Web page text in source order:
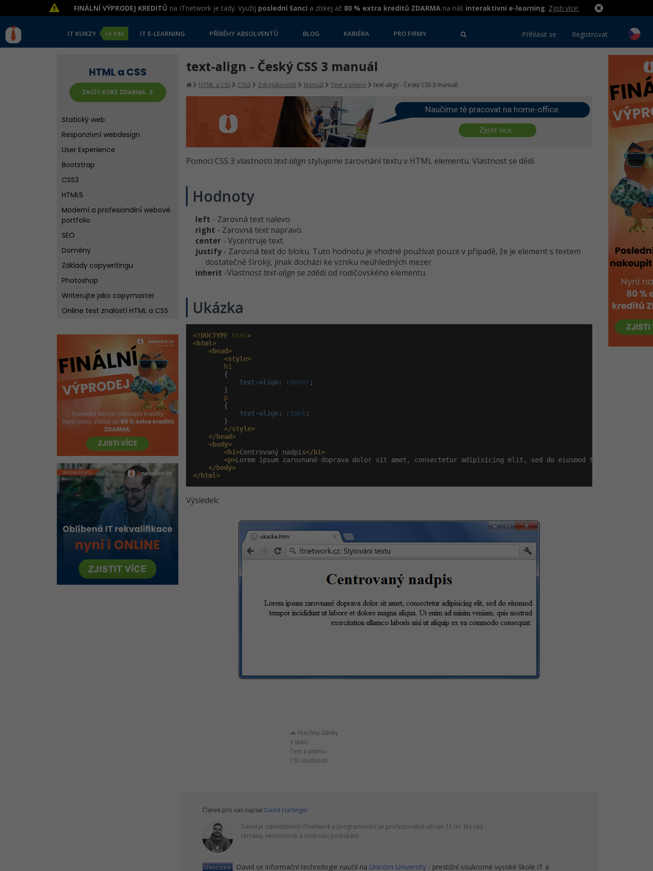
FINÁLNÍ VÝPRODEJ KREDITŮ na ITnetwork je tady. Využij poslední šanci a získej až 80 % extra kreditů ZDARMA na náš interaktivní e-learning. Zjisti více:
IT KURZY od 0 Kč IT E-LEARNING PŘÍBĚHY ABSOLVENTŮ BLOG KARIÉRA PRO FIRMY Přihlásit se Registrovat
HTML a CSS
ZAČÍT KURZ ZDARMA
Statický web
Responzivní webdesign
User Experience
Bootstrap
CSS3
HTML5
Moderní a profesionální webové
portfolio
SEO
Domény
Základy copywritingu
Photoshop
Writerujte jako copymaster
Online test znalostí HTML a CSS
text-align - Český CSS 3 manuál
HTML a CSS CSS3 Zdrojákoviště Manuál Text a písmo text-align - Český CSS 3 manuál
Naučíme tě pracovat na home-office.
Zjistit více...
Pomocí CSS 3 vlastnosti text-align stylujeme zarovnání textu v HTML elementu. Vlastnost se dědí.
Hodnoty
left - Zarovná text nalevo.
right - Zarovná text napravo.
center - Vycentruje text.
justify- Zarovná text do bloku. Tuto hodnotu je vhodné používat pouze v případě, že je element s textem
dostatečně široký, jinak dochází ke vzniku neúhledných mezer.
inherit -Vlastnost text-align se zdědí od rodičovského elementu.
Ukázka
<!DOCTYPE html >
<html>
<head>
<style>
h1
        {
text-align : center;
        }
p
        {
text-align : right ;
        }
</style>
</head>
<body>
<h1>Centrovaný nadpis</h1>
<p>Lorem ipsum zarovnané doprava dolor sit amet, consectetur adipisicing elit, sed do eiusmod tempor
</body>
</html>
Výsledek:
Všechny články
v sekci
Text a písmo -
CSS vlastnosti
Článek pro vás napsal David Hartinger
David je zakladatelem ITnetwork a programování se profesionálně věnuje 15 let. Má rád
Nirvanu, nemovitosti a svobodu podnikání.
David se informační technologie naučil na Unicorn University - prestižní soukromé vysoké škole IT a